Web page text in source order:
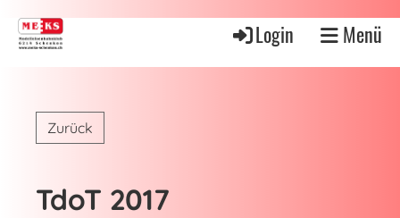
Login Menü
Zurück
TdoT 2017